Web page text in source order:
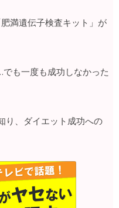
満遺伝子検査キット」が
も一度も成功しなかった
り、ダイエット成功への